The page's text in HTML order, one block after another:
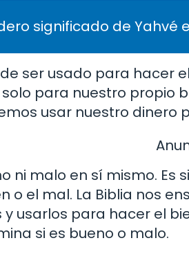
significado de Yahvé
ser usado para hacer
para nuestro propio
usar nuestro dinero
ni malo en sí mismo.
o el mal. La Biblia nos
usarlos para hacer el
si es bueno o malo.